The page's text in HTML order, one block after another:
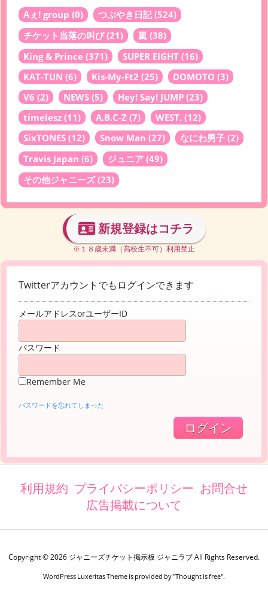
Aぇ! group (0) つぶやき日記(524)
チケット当落の叫び(21) 嵐 (38)
King & Prince (371) SUPER EIGHT (16)
KAT-TUN (6) Kis-My-Ft2 (25) DOMOTO (3)
V6 (2) NEWS (5) Hey! Say! JUMP (23)
timelesz (11) A.B.C-Z (7) WEST. (12)
SixTONES (12) Snow Man (27) なにわ男子 (2)
Travis Japan (6) ジュニア (49)
その他ジャニーズ(23)
新規登録はコチラ
※１８歳未満（高校生不可）利用禁止
Twitterアカウントでもログインできます
メールアドレスorユーザーID
パスワード
Remember Me
パスワードを忘れてしまった
利用規約 プライバシーポリシー お問合せ
広告掲載について
Copyright ©2026 ジャニーズチケット掲示板 ジャニラブAll Rights Reserved.
WordPress Luxeritas Theme is provided by "Thought is free".